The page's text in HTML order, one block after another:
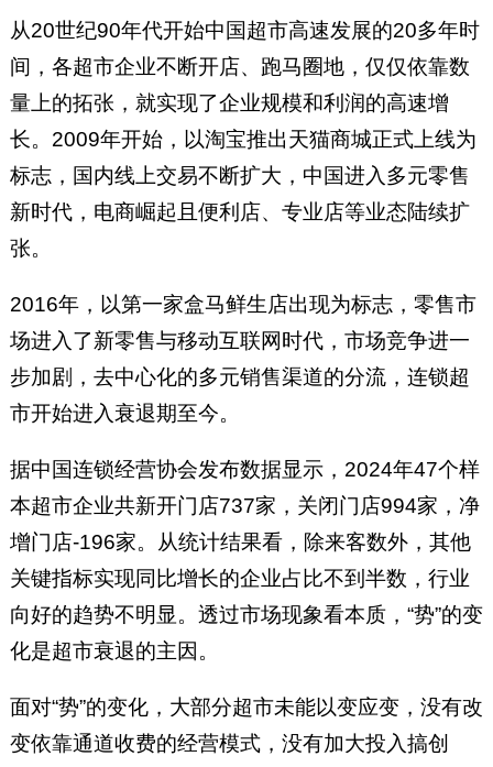
从20世纪90年代开始中国超市高速发展的20多年时
间，各超市企业不断开店、跑马圈地，仅仅依靠数
量上的拓张，就实现了企业规模和利润的高速增
长。2009年开始，以淘宝推出天猫商城正式上线为
标志，国内线上交易不断扩大，中国进入多元零售
新时代，电商崛起且便利店、专业店等业态陆续扩
张。
2016年，以第一家盒马鲜生店出现为标志，零售市
场进入了新零售与移动互联网时代，市场竞争进一
步加剧，去中心化的多元销售渠道的分流，连锁超
市开始进入衰退期至今。
据中国连锁经营协会发布数据显示，2024年47个样
本超市企业共新开门店737家，关闭门店994家，净
增门店-196家。从统计结果看，除来客数外，其他
关键指标实现同比增长的企业占比不到半数，行业
向好的趋势不明显。透过市场现象看本质，“势”的变
化是超市衰退的主因。
面对“势”的变化，大部分超市未能以变应变，没有改
变依靠通道收费的经营模式，没有加大投入搞创